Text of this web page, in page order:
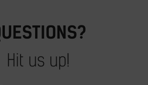
Hit us up!